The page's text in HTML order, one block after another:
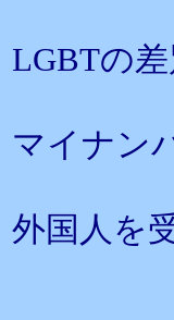
LGBTの
マイナン
外国人を